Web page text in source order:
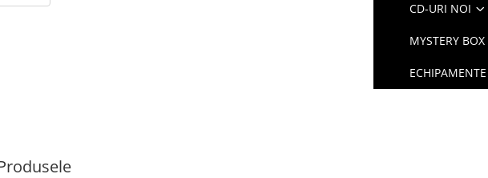
CD-URI NOI
MYSTERY BOX